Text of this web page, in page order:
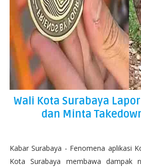
Wali Kota Surabaya
dan Minta
Kabar Surabaya - Fenomena aplikasi
Kota Surabaya membawa dampak